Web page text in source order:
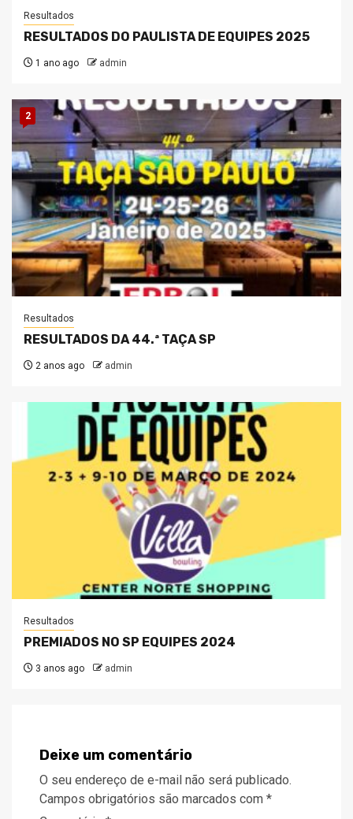
Resultados
RESULTADOS DO PAULISTA DE EQUIPES 2025
1 ano ago admin
2
Resultados
RESULTADOS DA 44.ª TAÇA SP
2 anos ago admin
Resultados
PREMIADOS NO SP EQUIPES 2024
3 anos ago admin
Deixe um comentário
O seu endereço de e-mail não será publicado.
Campos obrigatórios são marcados com *